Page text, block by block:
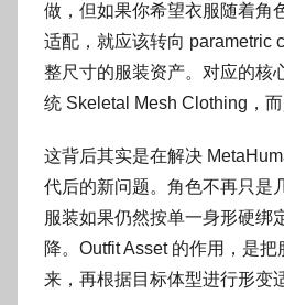
做，但如果你希望衣服随着角
适配，就应该转向 parametric
整尺寸的服装资产。对应的核
统 Skeletal Mesh Clothing，而
这背后其实是在解决
代后的新问题。角色不再只是
服装如果仍然按单一身形硬绑
降。Outfit Asset 的作用，是把
来，再根据目标体型进行形变